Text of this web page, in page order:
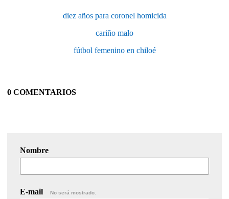
diez años para coronel homicida
cariño malo
fútbol femenino en chiloé
0 COMENTARIOS
Nombre
E-mail No será mostrado.